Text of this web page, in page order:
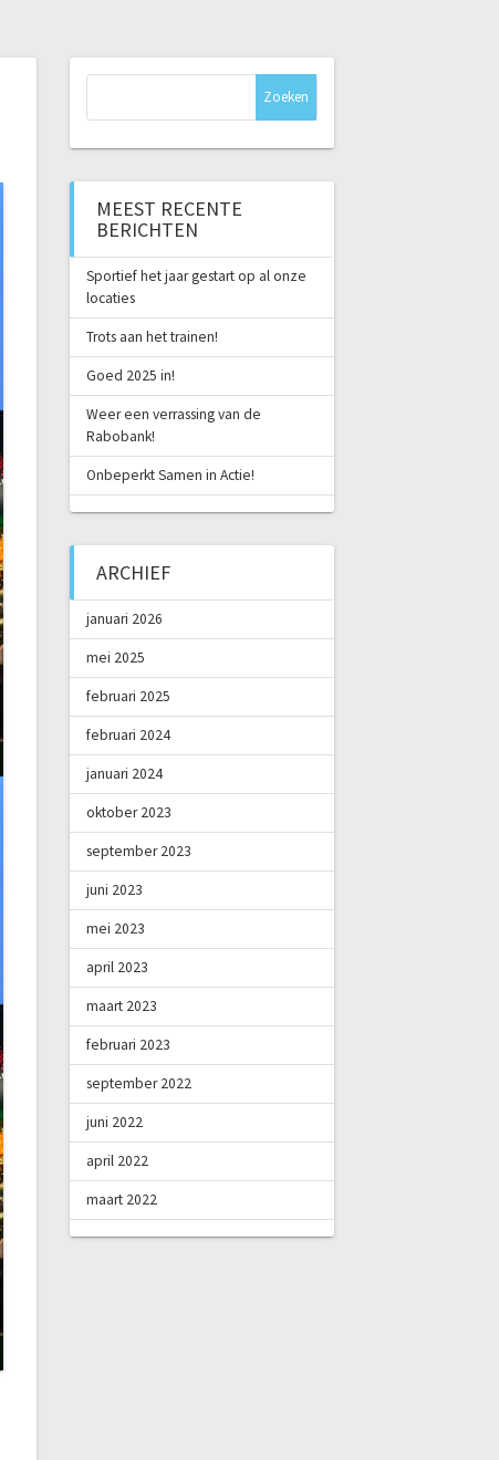
Zoeken
MEEST RECENTE
BERICHTEN
Sportief het jaar gestart op al onze
locaties
Trots aan het trainen!
Goed 2025 in!
Weer een verrassing van de
Rabobank!
Onbeperkt Samen in Actie!
ARCHIEF
januari 2026
mei 2025
februari 2025
februari 2024
januari 2024
oktober 2023
september 2023
juni 2023
mei 2023
april 2023
maart 2023
februari 2023
september 2022
juni 2022
april 2022
maart 2022